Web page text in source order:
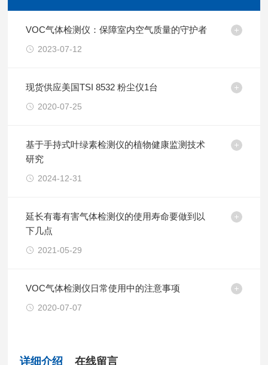
VOC气体检测仪：保障室内空气质量的守护者
2023-07-12
现货供应美国TSI 8532 粉尘仪1台
2020-07-25
基于手持式叶绿素检测仪的植物健康监测技术
研究
2024-12-31
延长有毒有害气体检测仪的使用寿命要做到以
下几点
2021-05-29
VOC气体检测仪日常使用中的注意事项
2020-07-07
详细介绍 在线留言